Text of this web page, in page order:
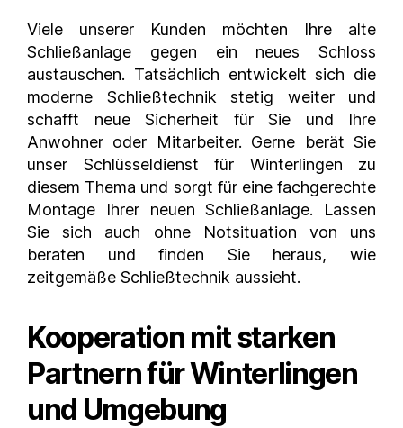
Viele unserer Kunden möchten Ihre alte
Schließanlage gegen ein neues Schloss
austauschen. Tatsächlich entwickelt sich die
moderne Schließtechnik stetig weiter und
schafft neue Sicherheit für Sie und Ihre
Anwohner oder Mitarbeiter. Gerne berät Sie
unser Schlüsseldienst für Winterlingen zu
diesem Thema und sorgt für eine fachgerechte
Montage Ihrer neuen Schließanlage. Lassen
Sie sich auch ohne Notsituation von uns
beraten und finden Sie heraus, wie
zeitgemäße Schließtechnik aussieht.
Kooperation mit starken
Partnern für Winterlingen
und Umgebung